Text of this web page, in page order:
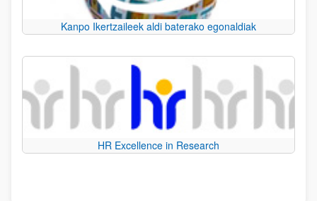
Kanpo Ikertzaileek aldi baterako egonaldiak
HR Excellence in Research